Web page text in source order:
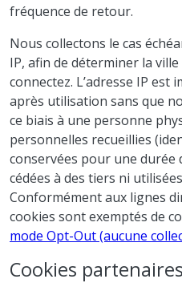
fréquence de retour.
Nous collectons le cas
IP, afin de déterminer la
connectez. L’adresse IP est
après utilisation sans que
ce biais à une personne
personnelles recueillies
conservées pour une durée
cédées à des tiers ni
Conformément aux lignes
cookies sont exemptés de
mode Opt-Out (aucune
Cookies partenaires